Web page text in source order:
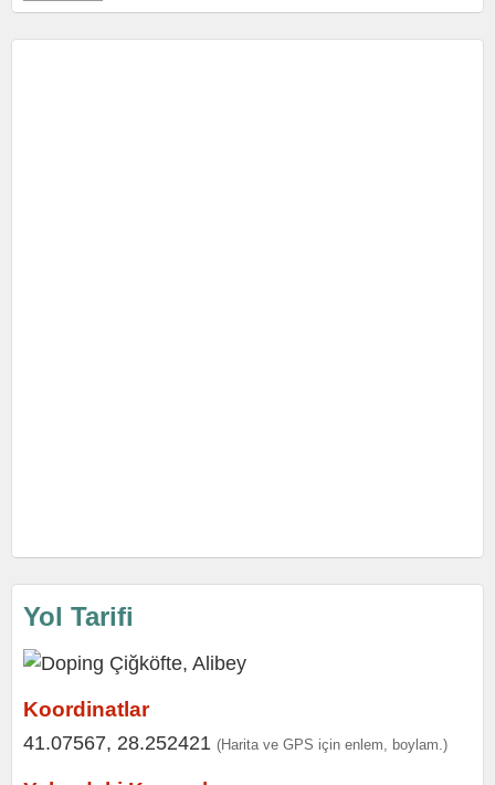
Yol Tarifi
Koordinatlar
41.07567, 28.252421 (Harita ve GPS için enlem, boylam.)